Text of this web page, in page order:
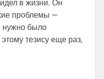
в жизни. Он
проблемы —
нужно было
тезису еще раз,